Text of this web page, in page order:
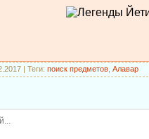
| Теги: поиск предметов Алавар